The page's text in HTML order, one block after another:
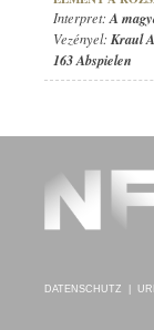
Interpret: A
Vezényel: Kraul
163 Abspielen
DATENSCHUTZ